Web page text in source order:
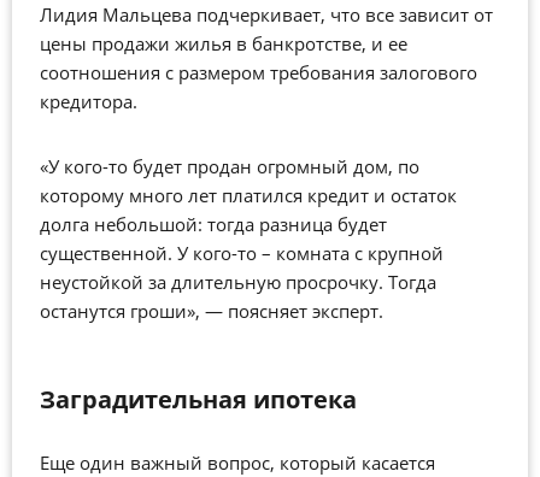
Лидия Мальцева подчеркивает, что все зависит от
цены продажи жилья в банкротстве, и ее
соотношения с размером требования залогового
кредитора.
«У кого-то будет продан огромный дом, по
которому много лет платился кредит и остаток
долга небольшой: тогда разница будет
существенной. У кого-то – комната с крупной
неустойкой за длительную просрочку. Тогда
останутся гроши», — поясняет эксперт.
Заградительная ипотека
Еще один важный вопрос, который касается